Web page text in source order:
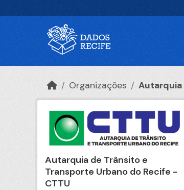
Organizações Autarquia
Autarquia de Trânsito e
Transporte Urbano do Recife -
CTTU